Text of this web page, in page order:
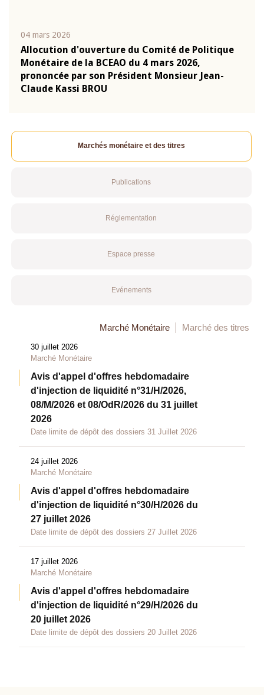
04 mars 2026
Allocution d'ouverture du Comité de Politique
Monétaire de la BCEAO du 4 mars 2026,
prononcée par son Président Monsieur Jean-
Claude Kassi BROU
Marchés monétaire et des titres
Publications
Réglementation
Espace presse
Evénements
Marché Monétaire Marché des titres
30 juillet 2026
Marché Monétaire
Avis d'appel d'offres hebdomadaire
d'injection de liquidité n°31/H/2026,
08/M/2026 et 08/OdR/2026 du 31 juillet
2026
Date limite de dépôt des dossiers 31 Juillet 2026
24 juillet 2026
Marché Monétaire
Avis d'appel d'offres hebdomadaire
d'injection de liquidité n°30/H/2026 du
27 juillet 2026
Date limite de dépôt des dossiers 27 Juillet 2026
17 juillet 2026
Marché Monétaire
Avis d'appel d'offres hebdomadaire
d'injection de liquidité n°29/H/2026 du
20 juillet 2026
Date limite de dépôt des dossiers 20 Juillet 2026